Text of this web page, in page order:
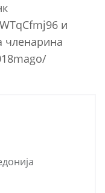
и
членарина